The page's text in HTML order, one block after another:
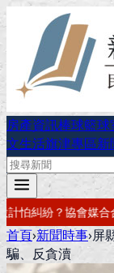
房產資訊棒球籃球
文生活旗津專區新
保障要開公司？借
首頁›新聞時事›屏
騙、反貪瀆